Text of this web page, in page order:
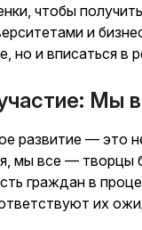
чтобы
и
но и вписаться в
Мы
развитие — это
мы все — творцы
граждан в
их